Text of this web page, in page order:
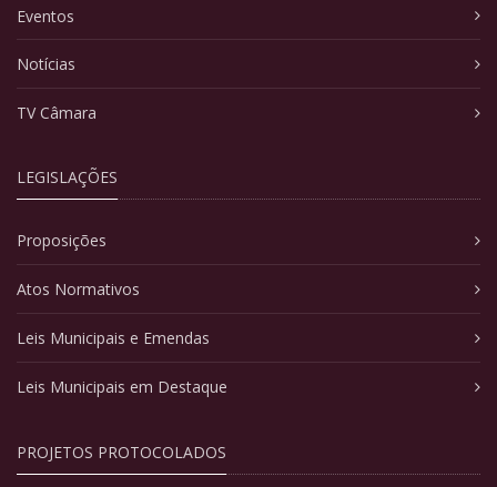
Eventos
Notícias
TV Câmara
LEGISLAÇÕES
Proposições
Atos Normativos
Leis Municipais e Emendas
Leis Municipais em Destaque
PROJETOS PROTOCOLADOS